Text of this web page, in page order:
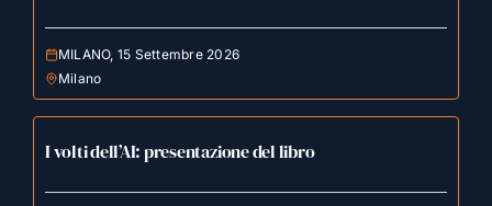
MILANO, 15 Settembre 2026
Milano
I volti dell’AI: presentazione del libro